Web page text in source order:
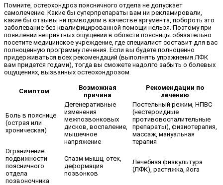
Помните, остеохондроз поясничного отдела не допускает
самолечение. Какие бы суперпрепараты вам ни рекламировали,
какие бы отзывы ни приводили в качестве аргумента, побороть это
заболевание без квалифицированной помощи нельзя. Поэтому при
появлении неприятных ощущений в области поясницы обязательно
посетите медицинское учреждение, где специалист составит для вас
полноценную программу лечения. Если вы будете полноценно
придерживаться всех рекомендаций (выполнять упражнения ЛФК
вам придется годами), тогда вы сможете надолго забыть о болевых
ощущениях, вызванных остеохондрозом.
Симптом
Возможная
причина
Рекомендации по
лечению
Боль в пояснице
(острая или
хроническая)
Дегенеративные
изменения
межпозвонковых
дисков, воспаление,
мышечное
напряжение
Постельный режим, НПВС
(нестероидные
противовоспалительные
препараты), физиотерапия,
массаж, мануальная
терапия
Ограничение
подвижности
поясничного
отдела
позвоночника
Спазм мышц, отек,
деформация
позвонков
Лечебная физкультура
(ЛФК), растяжка, йога